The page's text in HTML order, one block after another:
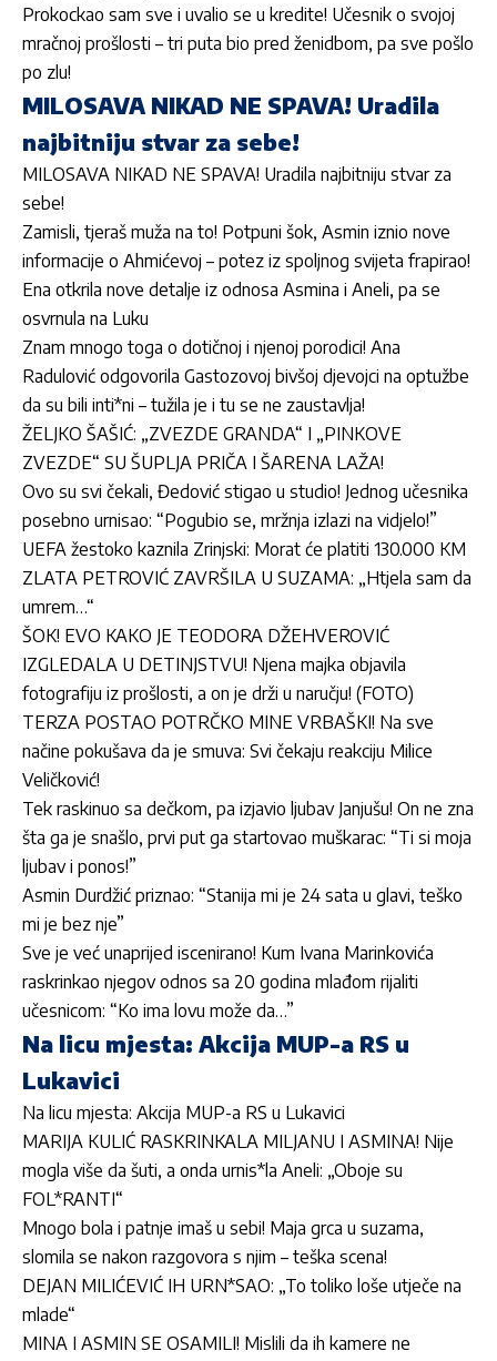
Prokockao sam sve i uvalio se u kredite! Učesnik o svojoj
mračnoj prošlosti – tri puta bio pred ženidbom, pa sve pošlo
po zlu!
MILOSAVA NIKAD NE SPAVA! Uradila
najbitniju stvar za sebe!
MILOSAVA NIKAD NE SPAVA! Uradila najbitniju stvar za
sebe!
Zamisli, tjeraš muža na to! Potpuni šok, Asmin iznio nove
informacije o Ahmićevoj – potez iz spoljnog svijeta frapirao!
Ena otkrila nove detalje iz odnosa Asmina i Aneli, pa se
osvrnula na Luku
Znam mnogo toga o dotičnoj i njenoj porodici! Ana
Radulović odgovorila Gastozovoj bivšoj djevojci na optužbe
da su bili inti*ni – tužila je i tu se ne zaustavlja!
ŽELJKO ŠAŠIĆ: „ZVEZDE GRANDA“ I „PINKOVE
ZVEZDE“ SU ŠUPLJA PRIČA I ŠARENA LAŽA!
Ovo su svi čekali, Đedović stigao u studio! Jednog učesnika
posebno urnisao: “Pogubio se, mržnja izlazi na vidjelo!”
UEFA žestoko kaznila Zrinjski: Morat će platiti 130.000 KM
ZLATA PETROVIĆ ZAVRŠILA U SUZAMA: „Htjela sam da
umrem…“
ŠOK! EVO KAKO JE TEODORA DŽEHVEROVIĆ
IZGLEDALA U DETINJSTVU! Njena majka objavila
fotografiju iz prošlosti, a on je drži u naručju! (FOTO)
TERZA POSTAO POTRČKO MINE VRBAŠKI! Na sve
načine pokušava da je smuva: Svi čekaju reakciju Milice
Veličković!
Tek raskinuo sa dečkom, pa izjavio ljubav Janjušu! On ne zna
šta ga je snašlo, prvi put ga startovao muškarac: “Ti si moja
ljubav i ponos!”
Asmin Durdžić priznao: “Stanija mi je 24 sata u glavi, teško
mi je bez nje”
Sve je već unaprijed iscenirano! Kum Ivana Marinkovića
raskrinkao njegov odnos sa 20 godina mlađom rijaliti
učesnicom: “Ko ima lovu može da…”
Na licu mjesta: Akcija MUP-a RS u
Lukavici
Na licu mjesta: Akcija MUP-a RS u Lukavici
MARIJA KULIĆ RASKRINKALA MILJANU I ASMINA! Nije
mogla više da šuti, a onda urnis*la Aneli: „Oboje su
FOL*RANTI“
Mnogo bola i patnje imaš u sebi! Maja grca u suzama,
slomila se nakon razgovora s njim – teška scena!
DEJAN MILIĆEVIĆ IH URN*SAO: „To toliko loše utječe na
mlade“
MINA I ASMIN SE OSAMILI! Mislili da ih kamere ne